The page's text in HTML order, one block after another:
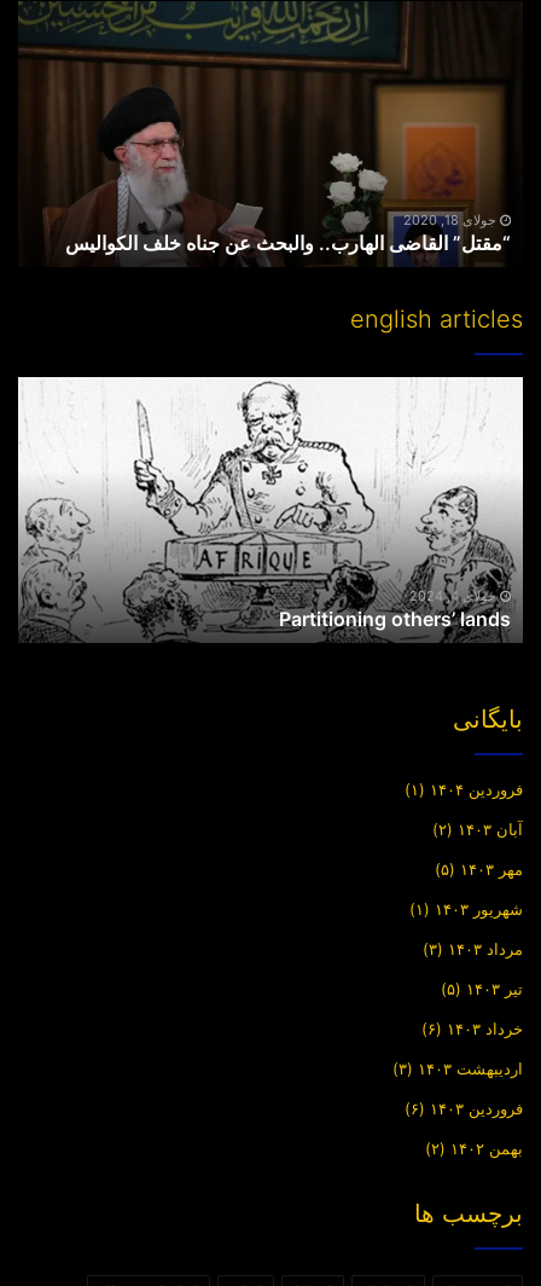
والبحث
جولای 18, 2020
“مقتل” القاضی الهارب.. والبحث عن جناه خلف الکوالیس
english articles
others’
جولای 4, 2024
Partitioning others’ lands
بایگانی
فروردین ۱۴۰۴ (۱)
آبان ۱۴۰۳ (۲)
مهر ۱۴۰۳ (۵)
شهریور ۱۴۰۳ (۱)
مرداد ۱۴۰۳ (۳)
تیر ۱۴۰۳ (۵)
خرداد ۱۴۰۳ (۶)
اردیبهشت ۱۴۰۳ (۳)
فروردین ۱۴۰۳ (۶)
بهمن ۱۴۰۲ (۲)
برچسب ها